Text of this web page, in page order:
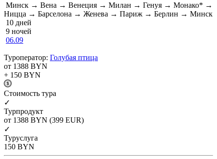
Минск → Вена → Венеция → Милан → Генуя → Монако* →
Ницца → Барселона → Женева → Париж → Берлин → Минск
10 дней
9 ночей
06.09
Туроператор: Голубая птица
от 1388 BYN
+ 150 BYN
Cтоимость тура
✓
Турпродукт
от 1388 BYN (399 EUR)
✓
Туруслуга
150 BYN